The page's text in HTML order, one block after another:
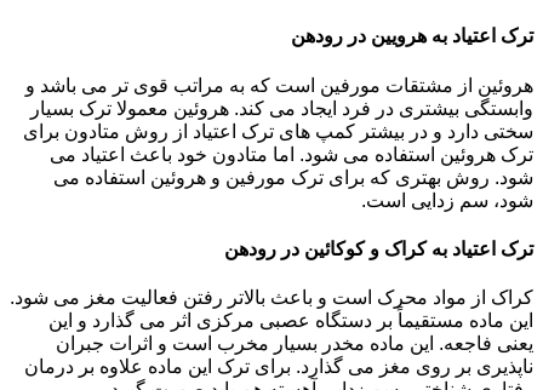
ترک اعتیاد به هرویین در رودهن
هروئین از مشتقات مورفین است که به مراتب قوی تر می باشد و
وابستگی بیشتری در فرد ایجاد می کند. هروئین معمولا ترک بسیار
سختی دارد و در بیشتر کمپ های ترک اعتیاد از روش متادون برای
ترک هروئین استفاده می شود. اما متادون خود باعث اعتیاد می
شود. روش بهتری که برای ترک مورفین و هروئین استفاده می
شود، سم زدایی است.
ترک اعتیاد به کراک و کوکائین در رودهن
کراک از مواد محرک است و باعث بالاتر رفتن فعالیت مغز می شود.
این ماده مستقیماً بر دستگاه عصبی مرکزی اثر می گذارد و این
یعنی فاجعه. این ماده مخدر بسیار مخرب است و اثرات جبران
ناپذیری بر روی مغز می گذارد. برای ترک این ماده علاوه بر درمان